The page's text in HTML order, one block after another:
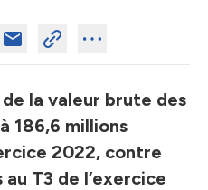
de la valeur brute des
186,6 millions
2022, contre
T3 de l’exercice